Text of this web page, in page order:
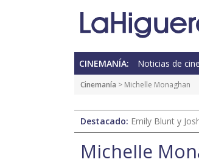
CINEMANÍA: Noticias de cine
Cinemanía > Michelle Monaghan
Destacado: Emily Blunt y
Michelle